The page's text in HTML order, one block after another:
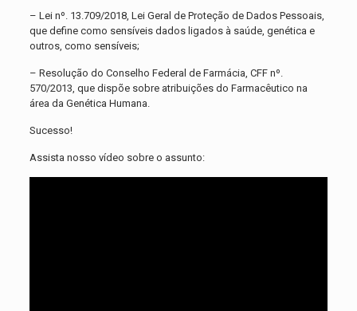
– Lei nº. 13.709/2018, Lei Geral de Proteção de Dados Pessoais,
que define como sensíveis dados ligados à saúde, genética e
outros, como sensíveis;
– Resolução do Conselho Federal de Farmácia, CFF nº.
570/2013, que dispõe sobre atribuições do Farmacêutico na
área da Genética Humana.
Sucesso!
Assista nosso vídeo sobre o assunto: